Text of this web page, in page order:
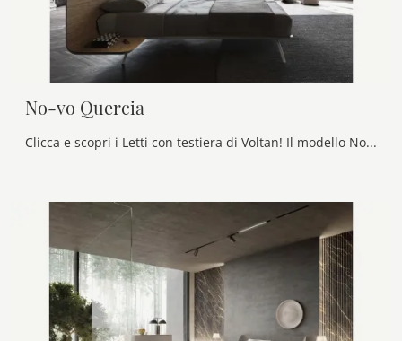
No-vo Quercia
Clicca e scopri i Letti con testiera di Voltan! Il modello No-vo Quercia in legno ti aspetta nelle versioni matrimoniali.